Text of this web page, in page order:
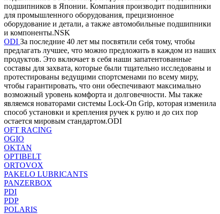
подшипников в Японии. Компания производит подшипники
для промышленного оборудования, прецизионное
оборудование и детали, а также автомобильные подшипники
и компоненты.NSK
ODI За последние 40 лет мы посвятили себя тому, чтобы
предлагать лучшее, что можно предложить в каждом из наших
продуктов. Это включает в себя наши запатентованные
составы для захвата, которые были тщательно исследованы и
протестированы ведущими спортсменами по всему миру,
чтобы гарантировать, что они обеспечивают максимально
возможный уровень комфорта и долговечности. Мы также
являемся новаторами системы Lock-On Grip, которая изменила
способ установки и крепления ручек к рулю и до сих пор
остается мировым стандартом.ODI
OFT RACING
OGIO
OKTAN
OPTIBELT
ORTOVOX
PAKELO LUBRICANTS
PANZERBOX
PDI
PDP
POLARIS